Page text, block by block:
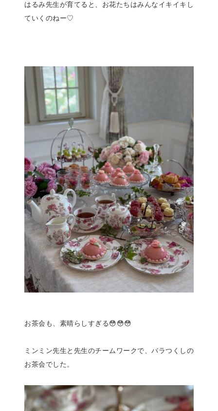
はるみ先生が育てると、お花たちはみんなイキイキし
ていくのねー♡
お茶会も、素晴らしすぎる😳😳😳
ミンミン先生と先生のチームワークで、バラつくしの
お茶会でした。